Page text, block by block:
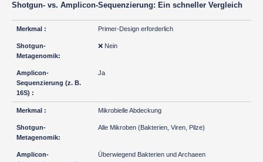
Shotgun- vs. Amplicon-Sequenzierung: Ein schneller Vergleich
Primer-Design erforderlich
❌ Nein
Ja
Mikrobielle Abdeckung
Alle Mikroben (Bakterien, Viren, Pilze)
Überwiegend Bakterien und Archaeen